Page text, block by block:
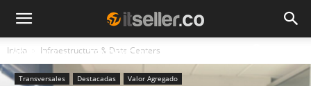
NOTICIAS TENDENCIAS
Inicio Infraestructura & Data Centers
Transversales Destacadas
Valor Agregado